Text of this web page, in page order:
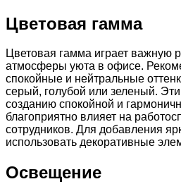
Цветовая гамма
Цветовая гамма играет важную
атмосферы уюта в офисе.
спокойные и нейтральные
серый, голубой или зеленый.
созданию спокойной и
благоприятно влияет на
сотрудников. Для добавления
использовать декоративные
Освещение